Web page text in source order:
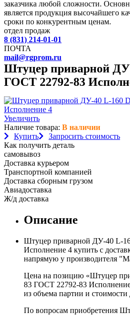
заказчика любой сложности.
является продукция высочайшего
сроки по конкурентным ценам.
отдел продаж
8 (831) 214-01-01
ПОЧТА
mail@rgprom.ru
Штуцер приварной
ГОСТ 22792-83
Увеличить
Наличие товара: В наличии
Купить
Запросить стоимость
Как получить деталь
самовывоз
Доставка курьером
Транспортной компанией
Доставка сборным грузом
Авиадоставка
Ж/д доставка
Описание
Штуцер приварной ДУ-40 L-
Исполнение 4 купить с
напрямую у производителя
Цена на позицию «Штуцер
83 ГОСТ 22792-83
из объема партии и стоимости
По вопросам приобретения